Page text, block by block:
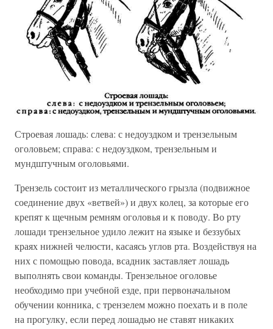
Строевая лошадь: слева: с недоуздком и трензельным
оголовьем; справа: с недоуздком, трензельным и
мундштучным оголовьями.
Трензель состоит из металлического грызла (подвижное
соединение двух «ветвей») и двух колец, за которые его
крепят к щечным ремням оголовья и к поводу. Во рту
лошади трензельное удило лежит на языке и беззубых
краях нижней челюсти, касаясь углов рта. Воздействуя на
них с помощью повода, всадник заставляет лошадь
выполнять свои команды. Трензельное оголовье
необходимо при учебной езде, при первоначальном
обучении конника, с трензелем можно поехать и в поле
на прогулку, если перед лошадью не ставят никаких